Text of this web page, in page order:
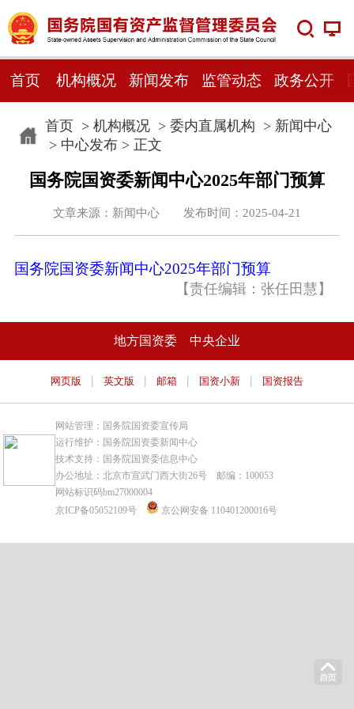
首页 机构概况 新闻发布 监管动态 政务公开
首页> 机构概况> 委内直属机构 > 新闻中心
> 中心发布> 正文
国务院国资委新闻中心2025年部门预算
文章来源：新闻中心 发布时间：2025-04-21
国务院国资委新闻中心2025年部门预算
【责任编辑：张任田慧】
地方国资委 中央企业
网页版 | 英文版 | 邮箱 | 国资小新 | 国资报告
网站管理：国务院国资委宣传局
运行维护：国务院国资委新闻中心
技术支持：国务院国资委信息中心
办公地址：北京市宣武门西大街26号 邮编：100053
网站标识码bm27000004
京ICP备05052109号
京公网安备 110401200016号